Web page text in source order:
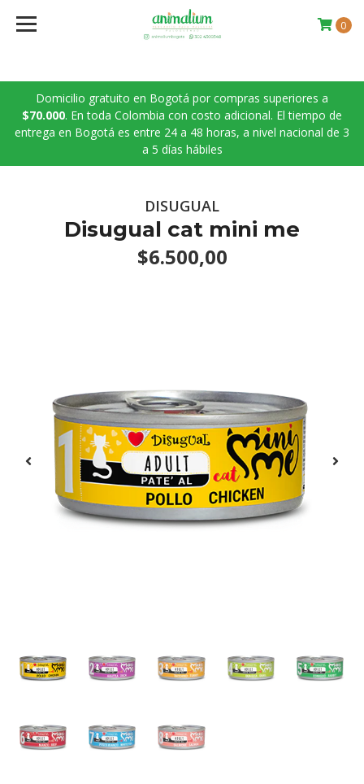
Domicilio gratuito en Bogotá por compras superiores a
$70.000. En toda Colombia con costo adicional. El tiempo de
entrega en Bogotá es entre 24 a 48 horas, a nivel nacional de 3
a 5 días hábiles
0
DISUGUAL
Disugual cat mini me
$6.500,00